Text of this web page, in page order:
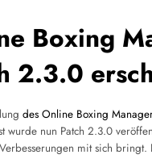
Boxing
2.3.0
des Online Boxing
wurde nun Patch 2.3.0
mit sich bringt.